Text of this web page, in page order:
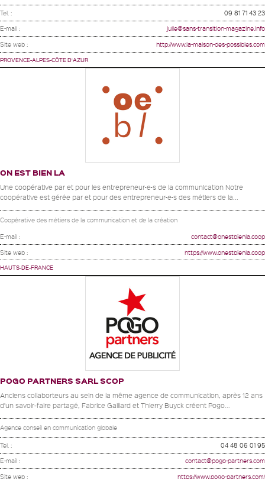
Tel. : 09 81 71 43 23
E-mail : julie@sans-transition-magazine.info
Site web : http://www.la-maison-des-possibles.com
PROVENCE-ALPES-CÔTE D'AZUR
ON EST BIEN LA
Une coopérative par et pour les entrepreneur•e•s de la communication Notre
coopérative est gérée par et pour des entrepreneur•e•s des métiers de la...
Coopérative des métiers de la communication et de la création
E-mail : contact@onestbienla.coop
Site web : https://www.onestbienla.coop
HAUTS-DE-FRANCE
POGO PARTNERS SARL SCOP
Anciens collaborteurs au sein de la même agence de communication, après 12 ans
d’un savoir-faire partagé, Fabrice Gaillard et Thierry Buyck créent Pogo...
Agence conseil en communication globale
Tel. : 04 48 06 01 95
E-mail : contact@pogo-partners.com
Site web : https://www.pogo-partners.com/